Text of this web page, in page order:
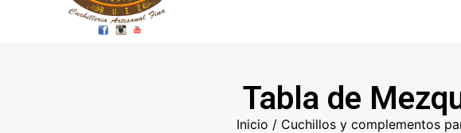
Tabla de
Inicio / Cuchillos y complementos